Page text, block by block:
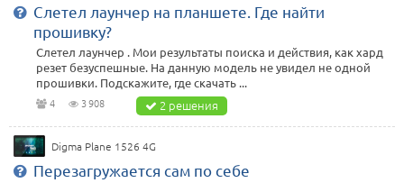
Слетел лаунчер на планшете. Где найти
прошивку?
Слетел лаунчер . Мои результаты поиска и действия, как хард
резет безуспешные. На данную модель не увидел не одной
прошивки. Подскажите, где скачать ...
4 3 908 2 решения
Digma Plane 1526 4G
Перезагружается сам по себе